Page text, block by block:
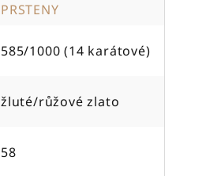
PRSTENY
585/1000 (14 karátové)
žluté/růžové zlato
58